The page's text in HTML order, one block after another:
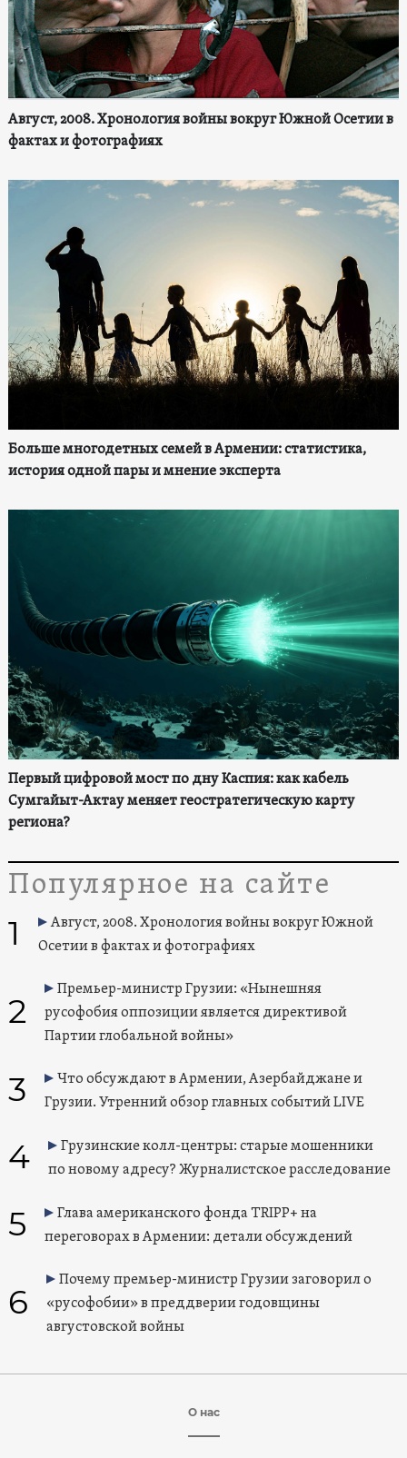
Август, 2008. Хронология войны вокруг Южной Осетии в
фактах и фотографиях
Больше многодетных семей в Армении: статистика,
история одной пары и мнение эксперта
Первый цифровой мост по дну Каспия: как кабель
Сумгайыт-Актау меняет геостратегическую карту
региона?
Популярное на сайте
1
Август, 2008. Хронология войны вокруг Южной
Осетии в фактах и фотографиях
2
Премьер-министр Грузии: «Нынешняя
русофобия оппозиции является директивой
Партии глобальной войны»
3
Что обсуждают в Армении, Азербайджане и
Грузии. Утренний обзор главных событий LIVE
4
Грузинские колл-центры: старые мошенники
по новому адресу? Журналистское расследование
5
Глава американского фонда TRIPP+ на
переговорах в Армении: детали обсуждений
6
Почему премьер-министр Грузии заговорил о
«русофобии» в преддверии годовщины
августовской войны
О нас